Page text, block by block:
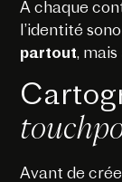
À chaque
l’identité
partout, mais
Avant de